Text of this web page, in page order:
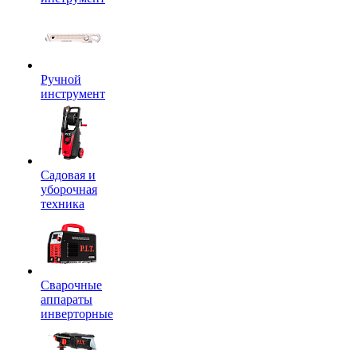
Ручной
инструмент
Садовая и
уборочная
техника
Сварочные
аппараты
инверторные